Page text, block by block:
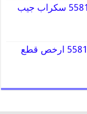
قطع غيار جيب 55818355 سكراب جيب
قطع غيار دودج 55818355 ارخص قطع